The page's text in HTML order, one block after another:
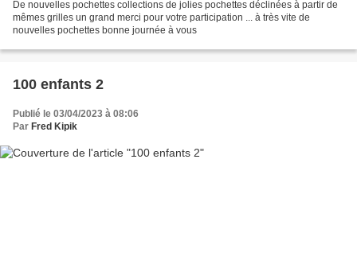
De nouvelles pochettes collections de jolies pochettes déclinées à partir de
mêmes grilles un grand merci pour votre participation ... à très vite de
nouvelles pochettes bonne journée à vous
100 enfants 2
Publié le 03/04/2023 à 08:06
Par Fred Kipik